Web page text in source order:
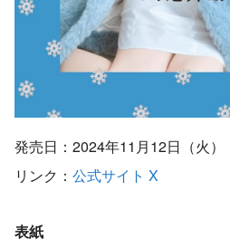
発売日：2024年11月12日（火）
リンク： 公式サイト X
表紙